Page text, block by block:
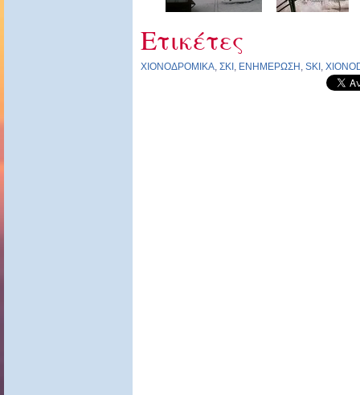
Ετικέτες
ΧΙΟΝΟΔΡΟΜΙΚΑ, ΣΚΙ , ΕΝΗΜΕΡΩΣΗ , SKI ,